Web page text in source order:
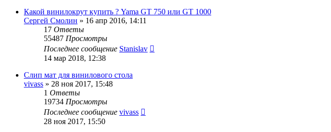
Какой винилокрут купить ? Yama GT 750 или GT 1000
Сергей Смолин » 16 апр 2016, 14:11
17 Ответы
55487 Просмотры
Последнее сообщение Stanislav
14 мар 2018, 12:38
Слип мат для винилового стола
vivass » 28 ноя 2017, 15:48
1 Ответы
19734 Просмотры
Последнее сообщение vivass
28 ноя 2017, 15:50